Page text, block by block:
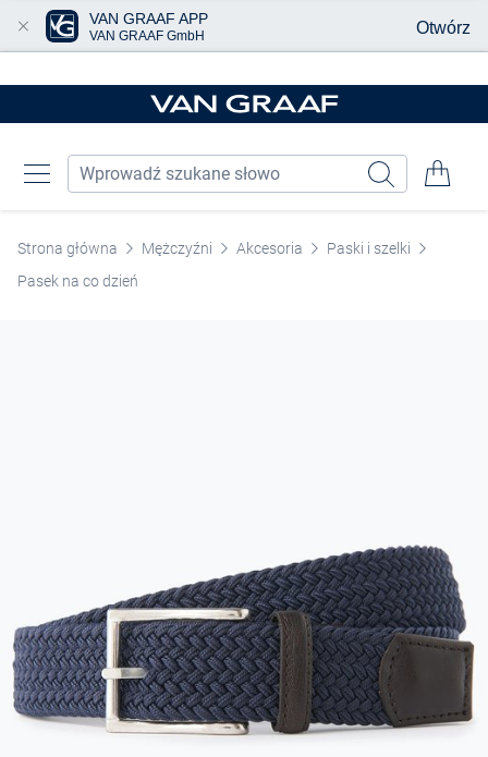
Strona główna Mężczyźni Akcesoria
Paski i szelki
Pasek na co dzień
VAN GRAAF APP
VAN GRAAF GmbH Otwórz